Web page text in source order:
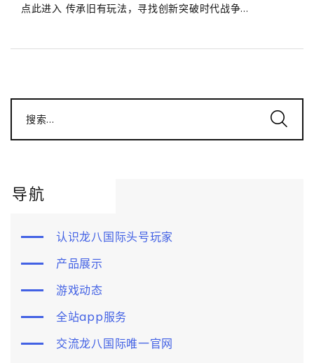
点此进入 传承旧有玩法，寻找创新突破时代战争...
搜索...
导航
认识龙八国际头号玩家
产品展示
游戏动态
全站app服务
交流龙八国际唯一官网